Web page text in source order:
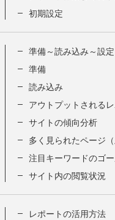
初期設定
準備～読み込み～設定
準備
読み込み
アウトプットされる
サイトの傾向分析
多く見られたページ（
注目キーワードのゴ
サイト内の閲覧状況
レポートの活用方法